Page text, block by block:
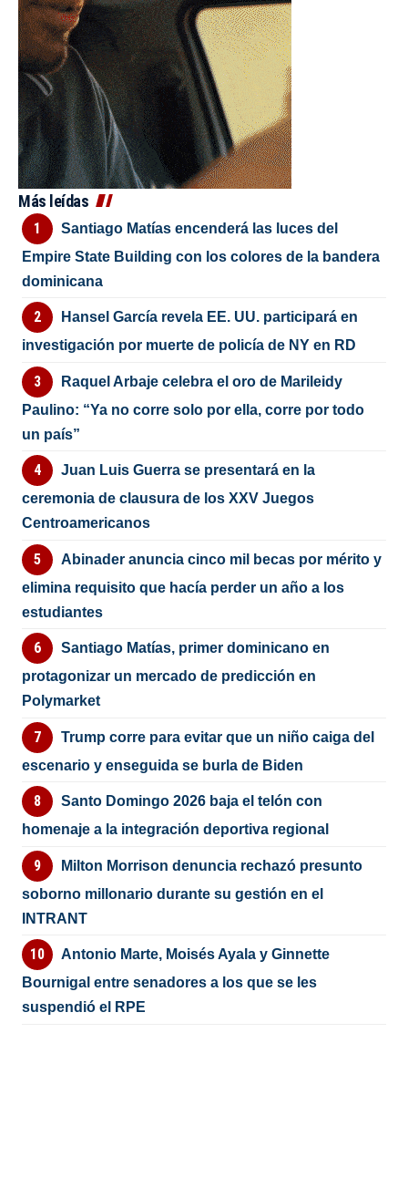
Más leídas
Santiago Matías encenderá las luces del
Empire State Building con los colores de la bandera
dominicana
Hansel García revela EE. UU. participará en
investigación por muerte de policía de NY en RD
Raquel Arbaje celebra el oro de Marileidy
Paulino: “Ya no corre solo por ella, corre por todo
un país”
Juan Luis Guerra se presentará en la
ceremonia de clausura de los XXV Juegos
Centroamericanos
Abinader anuncia cinco mil becas por mérito y
elimina requisito que hacía perder un año a los
estudiantes
Santiago Matías, primer dominicano en
protagonizar un mercado de predicción en
Polymarket
Trump corre para evitar que un niño caiga del
escenario y enseguida se burla de Biden
Santo Domingo 2026 baja el telón con
homenaje a la integración deportiva regional
Milton Morrison denuncia rechazó presunto
soborno millonario durante su gestión en el
INTRANT
Antonio Marte, Moisés Ayala y Ginnette
Bournigal entre senadores a los que se les
suspendió el RPE